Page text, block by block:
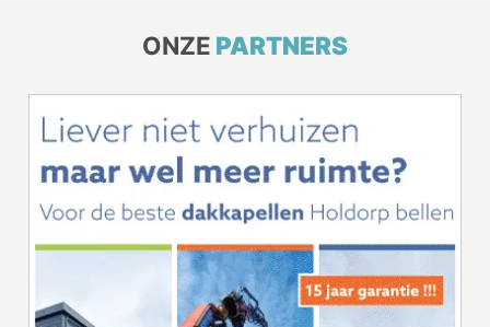
ONZE PARTNERS